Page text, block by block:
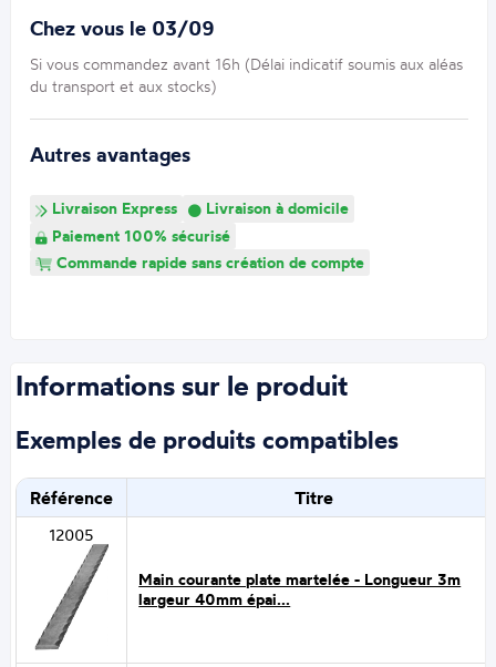
Chez vous le 03/09
Si vous commandez avant 16h (Délai indicatif soumis aux aléas
du transport et aux stocks)
Autres avantages
Livraison Express
Livraison à domicile
Paiement 100% sécurisé
Commande rapide sans création de compte
Informations sur le produit
Exemples de produits compatibles
Référence Titre
12005
Main courante plate martelée - Longueur 3m
largeur 40mm épai...